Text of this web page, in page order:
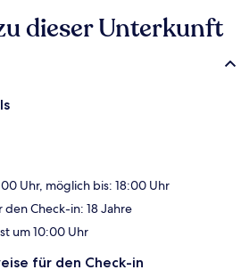
dieser Unterkunft
Uhr, möglich bis: 18:00 Uhr
Check-in: 18 Jahre
um 10:00 Uhr
für den Check-in